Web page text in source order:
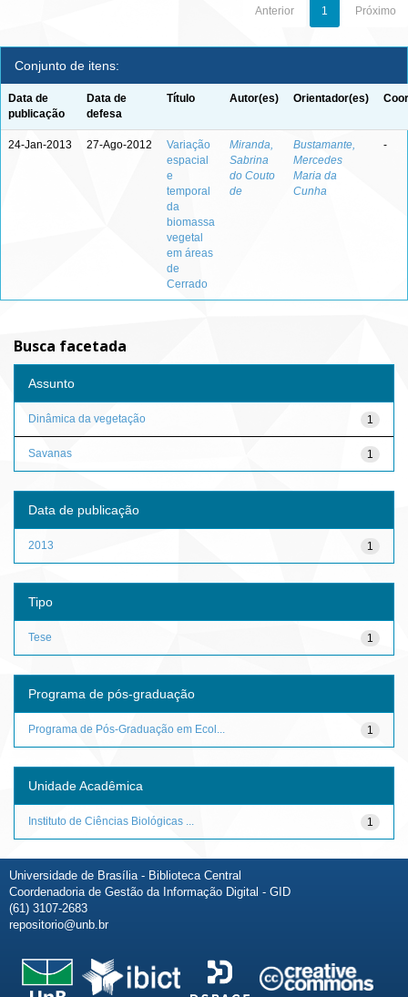
Anterior 1 Próximo
Conjunto de itens:
Data de
publicação
Data de
defesa
Título Autor(es) Orientador(es)
24-Jan-2013 27-Ago-2012
Variação
espacial
e
temporal
da
biomassa
vegetal
em áreas
de
Cerrado
Miranda,
Sabrina
do Couto
de
Bustamante,
Mercedes
Maria da
Cunha
-
Busca facetada
Assunto
1
Dinâmica da vegetação
1
Savanas
Data de publicação
1
2013
Tipo
1
Tese
Programa de pós-graduação
1
Programa de Pós-Graduação em Ecol...
Unidade Acadêmica
1
Instituto de Ciências Biológicas ...
Universidade de Brasília - Biblioteca Central
Coordenadoria de Gestão da Informação Digital - GID
(61) 3107-2683
repositorio@unb.br